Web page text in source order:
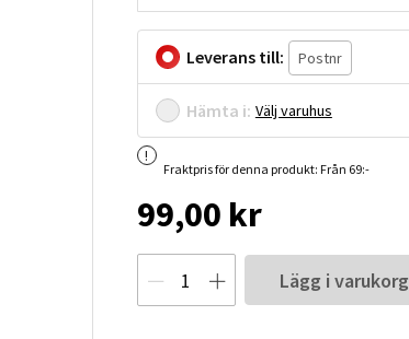
Leverans till:
Hämta i: Välj varuhus
Fraktpris för denna produkt: Från 69:-
99,00 kr
Lägg i varukorg